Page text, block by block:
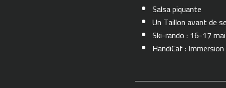
Salsa piquante
Un Taillon avant de
Ski-rando : 16-17 mai
HandiCaf :